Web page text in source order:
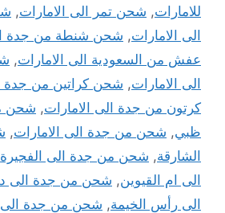
للامارات, شحن تمر الى الامارات,
الى الامارات, شحن شنطة من جدة
عفش من السعودية الى الامارات,
الى الامارات, شحن كراتين من جدة
كرتون من جدة الى الامارات, شحن
ظبي, شحن من جدة الى الامارات,
الشارقة, شحن من جدة الى الفجيرة
الى ام القيوين, شحن من جدة الى
الى رأس الخيمة, شحن من جدة